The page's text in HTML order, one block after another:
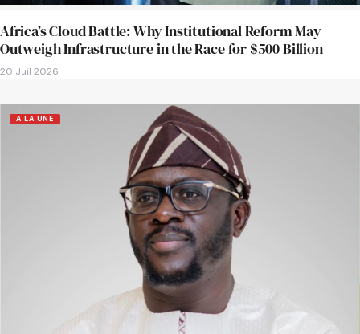
Africa’s Cloud Battle: Why Institutional Reform May
Outweigh Infrastructure in the Race for $500 Billion
20 Juil 2026
A LA UNE